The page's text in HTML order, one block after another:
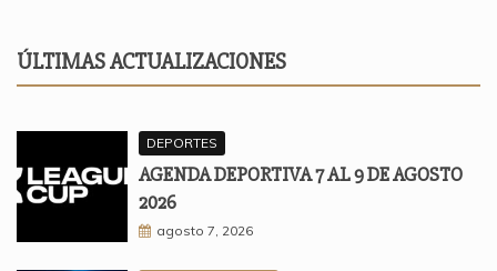
ÚLTIMAS ACTUALIZACIONES
DEPORTES
AGENDA DEPORTIVA 7 AL 9 DE AGOSTO
2026
agosto 7, 2026